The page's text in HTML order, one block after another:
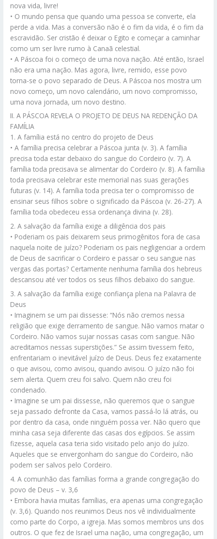
nova vida, livre!
• O mundo pensa que quando uma pessoa se converte, ela
perde a vida. Mas a conversão não é o fim da vida, é o fim da
escravidão. Ser cristão é deixar o Egito e começar a caminhar
como um ser livre rumo à Canaã celestial.
• A Páscoa foi o começo de uma nova nação. Até então, Israel
não era uma nação. Mas agora, livre, remido, esse povo
torna-se o povo separado de Deus. A Páscoa nos mostra um
novo começo, um novo calendário, um novo compromisso,
uma nova jornada, um novo destino.
II. A PÁSCOA REVELA O PROJETO DE DEUS NA REDENÇÃO DA
FAMÍLIA
1. A família está no centro do projeto de Deus
• A família precisa celebrar a Páscoa junta (v. 3). A família
precisa toda estar debaixo do sangue do Cordeiro (v. 7). A
família toda precisava se alimentar do Cordeiro (v. 8). A família
toda precisava celebrar este memorial nas suas gerações
futuras (v. 14). A família toda precisa ter o compromisso de
ensinar seus filhos sobre o significado da Páscoa (v. 26-27). A
família toda obedeceu essa ordenança divina (v. 28).
2. A salvação da família exige a diligência dos pais
• Poderiam os pais deixarem seus primogênitos fora de casa
naquela noite de juízo? Poderiam os pais negligenciar a ordem
de Deus de sacrificar o Cordeiro e passar o seu sangue nas
vergas das portas? Certamente nenhuma família dos hebreus
descansou até ver todos os seus filhos debaixo do sangue.
3. A salvação da família exige confiança plena na Palavra de
Deus
• Imaginem se um pai dissesse: “Nós não cremos nessa
religião que exige derramento de sangue. Não vamos matar o
Cordeiro. Não vamos sujar nossas casas com sangue. Não
acreditamos nessas superstições.” Se assim tivessem feito,
enfrentariam o inevitável juízo de Deus. Deus fez exatamente
o que avisou, como avisou, quando avisou. O juízo não foi
sem alerta. Quem creu foi salvo. Quem não creu foi
condenado.
• Imagine se um pai dissesse, não queremos que o sangue
seja passado defronte da Casa, vamos passá-lo lá atrás, ou
por dentro da casa, onde ninguém possa ver. Não quero que
minha casa seja diferente das casas dos egípcios. Se assim
fizesse, aquela casa teria sido visitado pelo anjo do juízo.
Aqueles que se envergonham do sangue do Cordeiro, não
podem ser salvos pelo Cordeiro.
4. A comunhão das famílias forma a grande congregação do
povo de Deus – v. 3,6
• Embora havia muitas famílias, era apenas uma congregação
(v. 3,6). Quando nos reunimos Deus nos vê individualmente
como parte do Corpo, a igreja. Mas somos membros uns dos
outros. O que fez de Israel uma nação, uma congregação, um